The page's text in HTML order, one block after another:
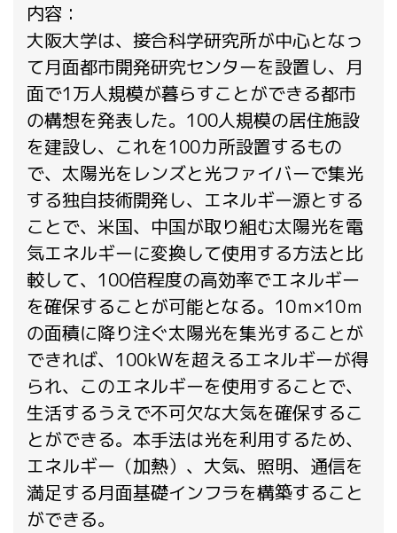
内容：
大阪大学は、接合科学研究所が中心となっ
て月面都市開発研究センターを設置し、月
面で1万人規模が暮らすことができる都市
の構想を発表した。100人規模の居住施設
を建設し、これを100カ所設置するもの
で、太陽光をレンズと光ファイバーで集光
する独自技術開発し、エネルギー源とする
ことで、米国、中国が取り組む太陽光を電
気エネルギーに変換して使用する方法と比
較して、100倍程度の高効率でエネルギー
を確保することが可能となる。10ｍ×10ｍ
の面積に降り注ぐ太陽光を集光することが
できれば、100kWを超えるエネルギーが得
られ、このエネルギーを使用することで、
生活するうえで不可欠な大気を確保するこ
とができる。本手法は光を利用するため、
エネルギー（加熱）、大気、照明、通信を
満足する月面基礎インフラを構築すること
ができる。